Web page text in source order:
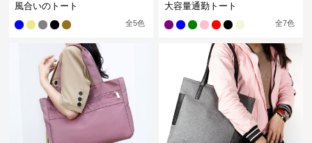
風合いのトート
全5色
大容量通勤トート
全7色